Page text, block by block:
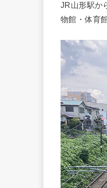
JR山形駅か
物館・体育